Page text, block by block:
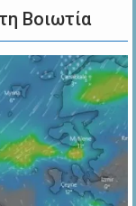
Βοιωτία